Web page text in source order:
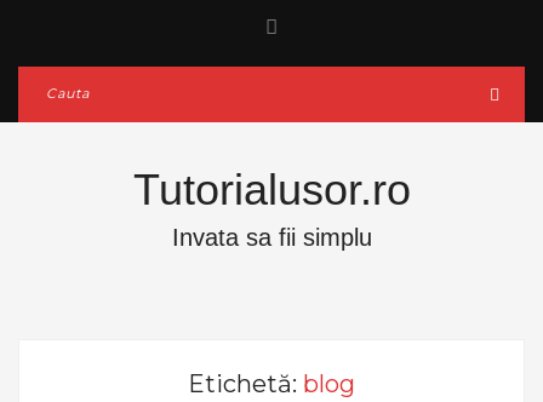
Tutorialusor.ro
Invata sa fii simplu
Etichetă: blog